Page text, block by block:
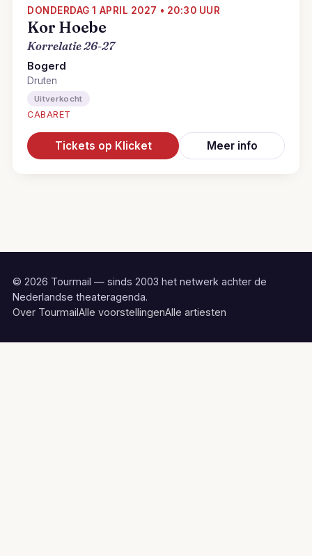
DONDERDAG 1 APRIL 2027 • 20:30 UUR
Kor Hoebe
Korrelatie 26-27
Bogerd
Druten
Uitverkocht
CABARET
Tickets op Klicket Meer info
© 2026 Tourmail — sinds 2003 het netwerk achter de
Nederlandse theateragenda.
Over TourmailAlle voorstellingenAlle artiesten